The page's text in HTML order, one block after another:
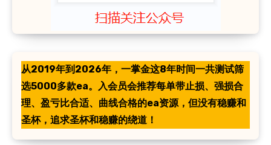
从2019年到2026年，一掌金这8年时间一共测试筛
选5000多款ea。入会员会推荐每单带止损、强损合
理、盈亏比合适、曲线合格的ea资源，但没有稳赚和
圣杯，追求圣杯和稳赚的绕道！